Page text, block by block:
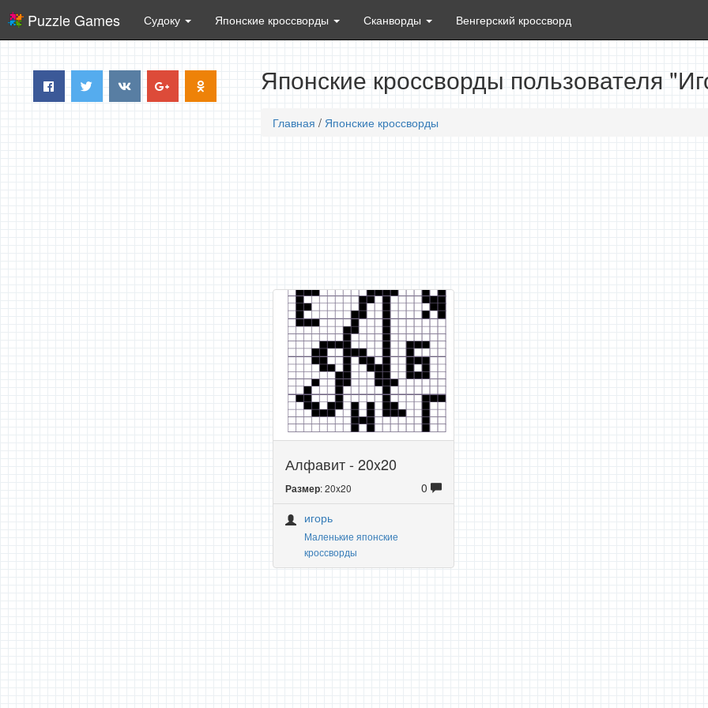
Puzzle Games Судоку Японские кроссворды Сканворды Венгерский кроссворд
Японские кроссворды пользователя
Главная / Японские кроссворды
Алфавит - 20x20
Размер: 20x20
0
игорь
Маленькие японские
кроссворды